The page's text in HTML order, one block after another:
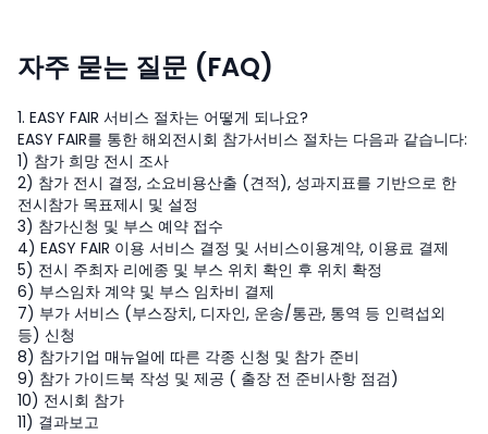
자주 묻는 질문 (FAQ)
1. EASY FAIR 서비스 절차는 어떻게 되나요?
EASY FAIR를 통한 해외전시회 참가서비스 절차는 다음과 같습니다:
1) 참가 희망 전시 조사
2) 참가 전시 결정, 소요비용산출 (견적), 성과지표를 기반으로 한
전시참가 목표제시 및 설정
3) 참가신청 및 부스 예약 접수
4) EASY FAIR 이용 서비스 결정 및 서비스이용계약, 이용료 결제
5) 전시 주최자 리에종 및 부스 위치 확인 후 위치 확정
6) 부스임차 계약 및 부스 임차비 결제
7) 부가 서비스 (부스장치, 디자인, 운송/통관, 통역 등 인력섭외
등) 신청
8) 참가기업 매뉴얼에 따른 각종 신청 및 참가 준비
9) 참가 가이드북 작성 및 제공 ( 출장 전 준비사항 점검)
10) 전시회 참가
11) 결과보고